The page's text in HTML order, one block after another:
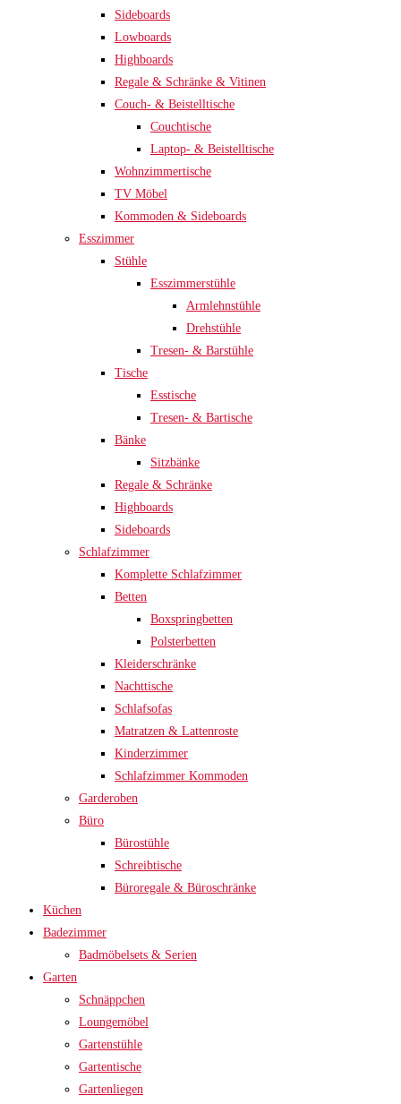
Sideboards
Lowboards
Highboards
Regale & Schränke & Vitinen
Couch- & Beistelltische
Couchtische
Laptop- & Beistelltische
Wohnzimmertische
TV Möbel
Kommoden & Sideboards
Esszimmer
Stühle
Esszimmerstühle
Armlehnstühle
Drehstühle
Tresen- & Barstühle
Tische
Esstische
Tresen- & Bartische
Bänke
Sitzbänke
Regale & Schränke
Highboards
Sideboards
Schlafzimmer
Komplette Schlafzimmer
Betten
Boxspringbetten
Polsterbetten
Kleiderschränke
Nachttische
Schlafsofas
Matratzen & Lattenroste
Kinderzimmer
Schlafzimmer Kommoden
Garderoben
Büro
Bürostühle
Schreibtische
Büroregale & Büroschränke
Küchen
Badezimmer
Badmöbelsets & Serien
Garten
Schnäppchen
Loungemöbel
Gartenstühle
Gartentische
Gartenliegen